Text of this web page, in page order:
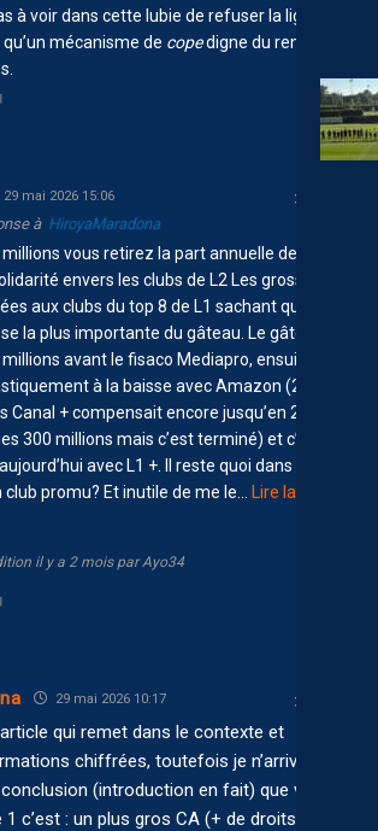
à voir dans cette lubie de refuser la ligue 1
mécanisme de copedigne du renard
29 mai 2026 15:06
à HiroyaMaradona
vous retirez la part annuelle de CVC
envers les clubs de L2 Les grosses
aux clubs du top 8 de L1 sachant que
la plus importante du gâteau. Le gâteau il
avant le fisaco Mediapro, ensuite il a
à la baisse avec Amazon (250
Canal + compensait encore jusqu’en 2024
300 millions mais c’est terminé) et c’est
avec L1 +. Il reste quoi dans tout
club promu? Et inutile de me le
Lire la suite
il y a 2 mois par Ayo34
29 mai 2026 10:17
qui remet dans le contexte et
chiffrées, toutefois je n’arrive
(introduction en fait) que vous,
c’est : un plus gros CA (+ de droits TV,